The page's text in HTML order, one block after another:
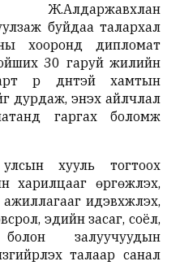
буйдаа талархал
хооронд дипломат
30 гаруй жилийн
үр дүнтэй хамтын
энэхүү айлчлал
гаргах боломж
хууль тогтоох
өргөжүүлэх,
идэвхжүүлэх,
эдийн засаг, соёл,
залуучуудын
талаар санал